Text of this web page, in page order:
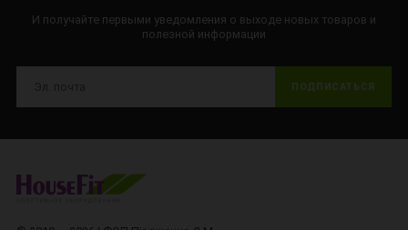
И получайте первыми уведомления о выходе новых товаров и
полезной информации
ПОДПИСАТЬСЯ